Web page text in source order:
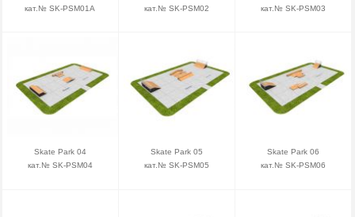
кат.№ SK-PSM01A
кат.№ SK-PSM02
кат.№ SK-PSM03
Skate Park 04
кат.№ SK-PSM04
Skate Park 05
кат.№ SK-PSM05
Skate Park 06
кат.№ SK-PSM06